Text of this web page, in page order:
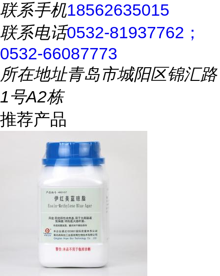
联系手机18562635015
联系电话0532-81937762；
0532-66087773
所在地址青岛市城阳区锦汇路
1号A2栋
推荐产品